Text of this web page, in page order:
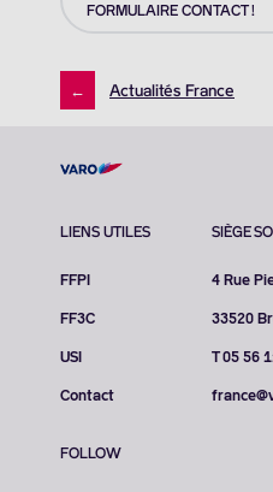
FORMULAIRE CONTACT !
← Actualités France
LIENS UTILES
FFPI
FF3C
USI
Contact
SIÈGE
4 Rue
33520
T 05 56
FOLLOW